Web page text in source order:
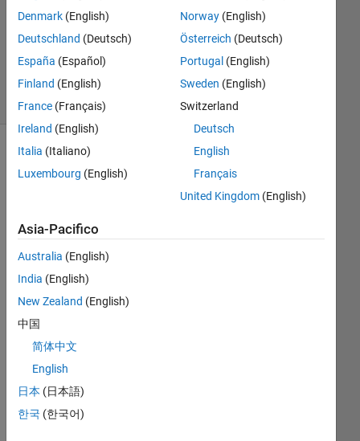
Aggiornato
18 Nov
21
Visualizzazioni
(30 giorni)
Hi
use
xls
e to
writ
Denmark (English)
Deutschland (Deutsch)
España (Español)
Finland (English)
France (Français)
Ireland (English)
Italia (Italiano)
Luxembourg (English)
Norway(English)
Österreich (Deutsch)
Portugal (English)
Sweden (English)
Switzerland
Deutsch
English
Français
United Kingdom(English)
Asia-Pacifico
Australia (English)
India (English)
New Zealand (English)
中国
简体中文
English
日本 (日本語)
한국 (한국어)